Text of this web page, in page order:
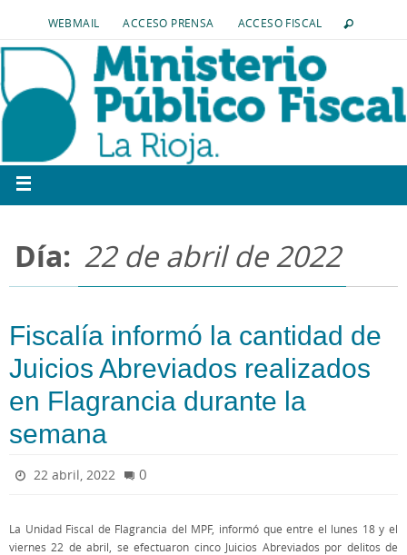
WEBMAIL ACCESO PRENSA ACCESO FISCAL
Día: 22 de abril de 2022
Fiscalía informó la cantidad de
Juicios Abreviados realizados
en Flagrancia durante la
semana
22 abril, 2022 0
La Unidad Fiscal de Flagrancia del MPF, informó que entre el lunes 18 y el
viernes 22 de abril, se efectuaron cinco Juicios Abreviados por delitos de